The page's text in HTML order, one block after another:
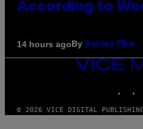
According to
14 hours agoBy Ashley Fike
VICE
© 2026 VICE DIGITAL